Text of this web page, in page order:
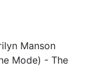
Manson
Mode) - The